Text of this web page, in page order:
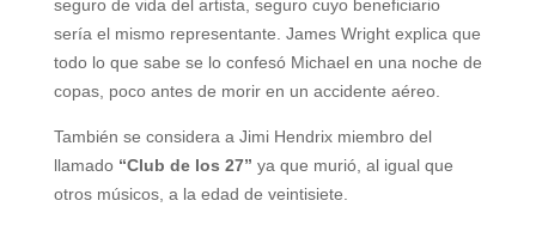
seguro de vida del artista, seguro cuyo beneficiario
sería el mismo representante. James Wright explica que
todo lo que sabe se lo confesó Michael en una noche de
copas, poco antes de morir en un accidente aéreo.
También se considera a Jimi Hendrix miembro del
llamado “Club de los 27” ya que murió, al igual que
otros músicos, a la edad de veintisiete.